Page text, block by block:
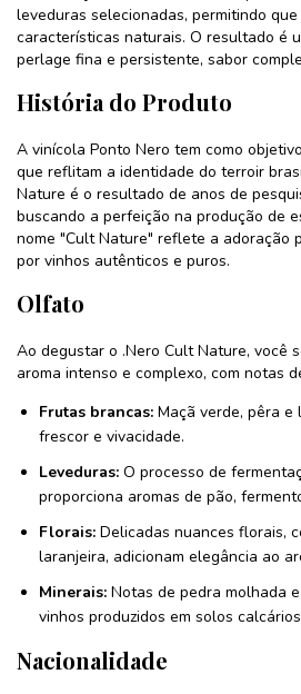
leveduras selecionadas, permitindo
características naturais. O resultado é
perlage fina e persistente, sabor
História do Produto
A vinícola Ponto Nero tem como
que reflitam a identidade do terroir
Nature é o resultado de anos de
buscando a perfeição na produção de
nome "Cult Nature" reflete a adoração
por vinhos autênticos e puros.
Olfato
Ao degustar o .Nero Cult Nature, você
aroma intenso e complexo, com notas
Frutas brancas: Maçã verde, pêra e
frescor e vivacidade.
Leveduras: O processo de
proporciona aromas de pão,
Florais: Delicadas nuances florais,
laranjeira, adicionam elegância ao
Minerais: Notas de pedra molhada
vinhos produzidos em solos
Nacionalidade